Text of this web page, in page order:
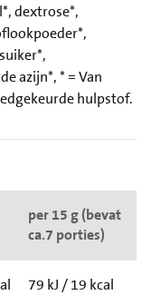
dextrose*,
azijn*, * = Van
hulpstof.
per 15 g (bevat
ca.7 porties)
79 kJ / 19 kcal